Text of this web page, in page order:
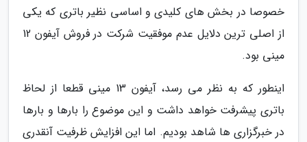
خصوصا در بخش های کلیدی و اساسی نظیر باتری که یکی
از اصلی ترین دلایل عدم موفقیت شرکت در فروش آیفون 12
مینی بود.
اینطور که به نظر می رسد، آیفون 13 مینی قطعا از لحاظ
باتری پیشرفت خواهد داشت و این موضوع را بارها و بارها
در خبرگزاری ها شاهد بودیم. اما این افزایش ظرفیت آنقدری